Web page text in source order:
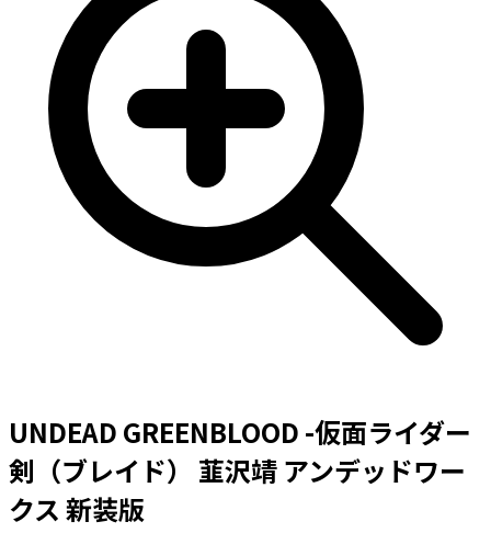
UNDEAD GREENBLOOD -仮面ライダー
剣（ブレイド） 韮沢靖 アンデッドワー
クス 新装版